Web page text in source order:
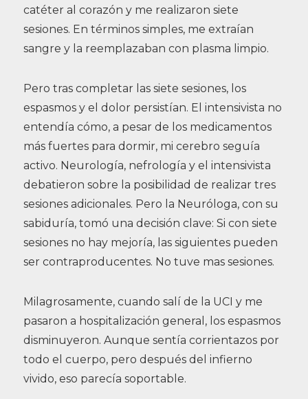
catéter al corazón y me realizaron siete
sesiones. En términos simples, me extraían
sangre y la reemplazaban con plasma limpio.
Pero tras completar las siete sesiones, los
espasmos y el dolor persistían. El intensivista no
entendía cómo, a pesar de los medicamentos
más fuertes para dormir, mi cerebro seguía
activo. Neurología, nefrología y el intensivista
debatieron sobre la posibilidad de realizar tres
sesiones adicionales. Pero la Neuróloga, con su
sabiduría, tomó una decisión clave: Si con siete
sesiones no hay mejoría, las siguientes pueden
ser contraproducentes. No tuve mas sesiones.
Milagrosamente, cuando salí de la UCI y me
pasaron a hospitalización general, los espasmos
disminuyeron. Aunque sentía corrientazos por
todo el cuerpo, pero después del infierno
vivido, eso parecía soportable.